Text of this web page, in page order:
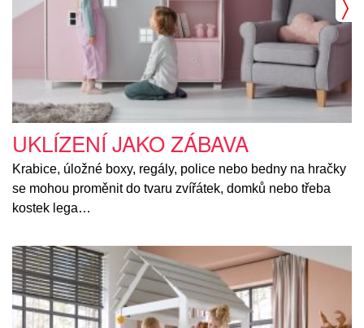
UKLÍZENÍ JAKO ZÁBAVA
Krabice, úložné boxy, regály, police nebo bedny na hračky
se mohou proměnit do tvaru zvířátek, domků nebo třeba
kostek lega…